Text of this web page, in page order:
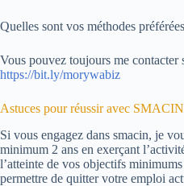
Quelles sont vos méthodes
Vous pouvez toujours me contacter
https://bit.ly/morywabiz
Astuces pour réussir avec SMACIN
Si vous engagez dans smacin, je
minimum 2 ans en exerçant
l’atteinte de vos objectifs
permettre de quitter votre emploi